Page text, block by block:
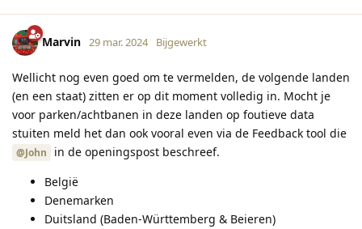
Marvin 29 mar. 2024 Bijgewerkt
Wellicht nog even goed om te vermelden, de volgende landen
(en een staat) zitten er op dit moment volledig in. Mocht je
voor parken/achtbanen in deze landen op foutieve data
stuiten meld het dan ook vooral even via de Feedback tool die
@John
in de openingspost beschreef.
België
Denemarken
Duitsland (Baden-Württemberg & Beieren)